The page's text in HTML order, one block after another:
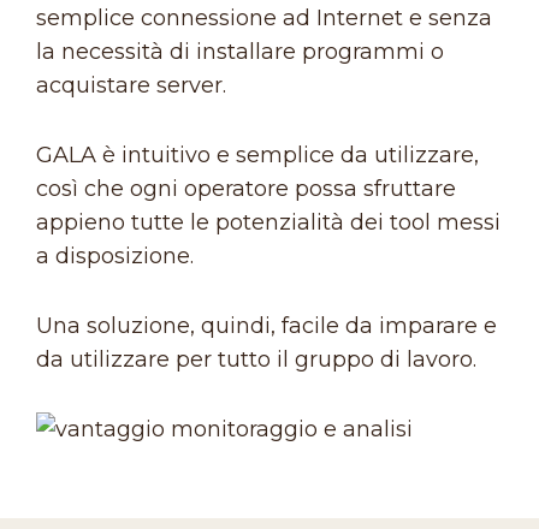
semplice connessione ad Internet e senza
la necessità di installare programmi o
acquistare server.
GALA è intuitivo e semplice da utilizzare,
così che ogni operatore possa sfruttare
appieno tutte le potenzialità dei tool messi
a disposizione.
Una soluzione, quindi, facile da imparare e
da utilizzare per tutto il gruppo di lavoro.